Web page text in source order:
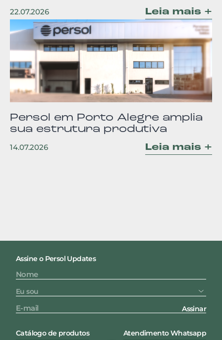
22.07.2026 Leia mais +
Persol em Porto Alegre amplia
sua estrutura produtiva
14.07.2026 Leia mais +
Assine o Persol Updates
Assinar
Catálogo de produtos Atendimento Whatsapp